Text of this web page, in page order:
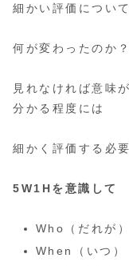
細かい評価につい
何が変わったのか
見れなければ意味
分かる程度には
細かく評価する必
5W1Hを意識して
Who（だれが）
When（いつ）